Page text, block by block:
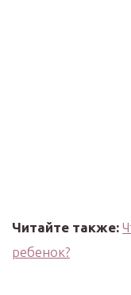
Читайте также:
ребенок?